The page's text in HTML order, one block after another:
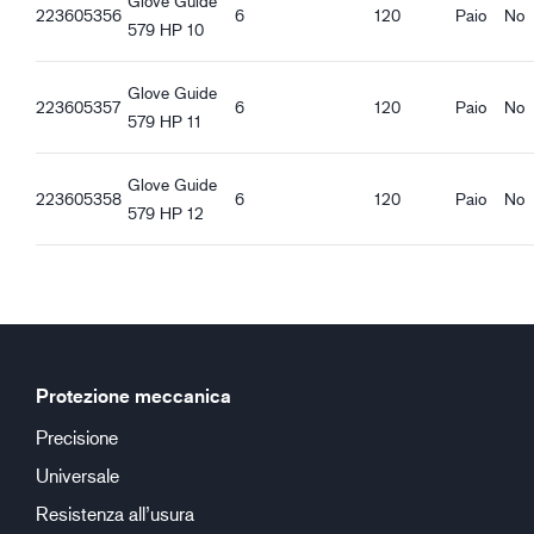
223605356
579 HP 10
6 120 Paio No
223605357
Glove Guide
579 HP 11
6 120 Paio No
223605358
Glove Guide
579 HP 12
6 120 Paio No
Protezione meccanica
Precisione
Universale
Resistenza all’usura